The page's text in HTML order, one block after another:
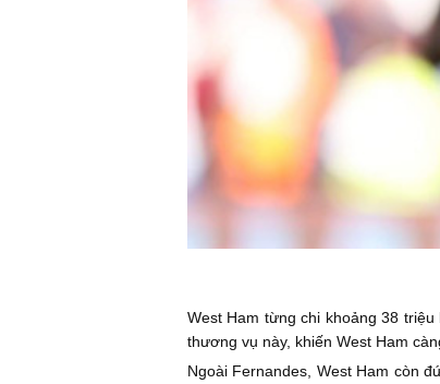
West Ham từng chi khoảng 38
thương vụ này, khiến West Ham
Ngoài Fernandes, West Ham còn